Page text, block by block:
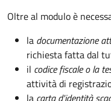
Oltre al modulo è
la documentazione
richiesta fatta dal
il codice fiscale o la
attività di
la carta d'identità